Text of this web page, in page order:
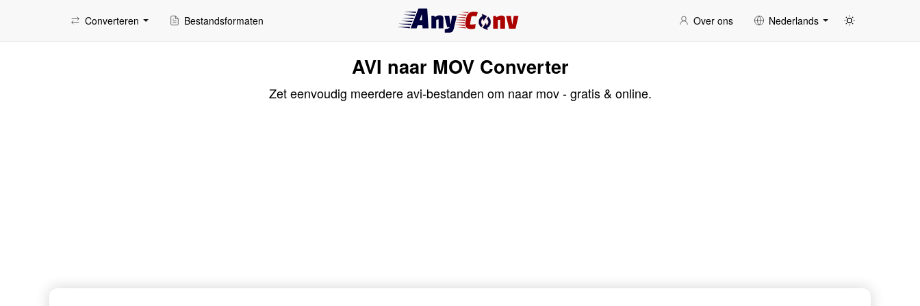
Converteren Bestandsformaten Over ons Nederlands
AVI naar MOV Converter
Zet eenvoudig meerdere avi-bestanden om naar mov - gratis & online.